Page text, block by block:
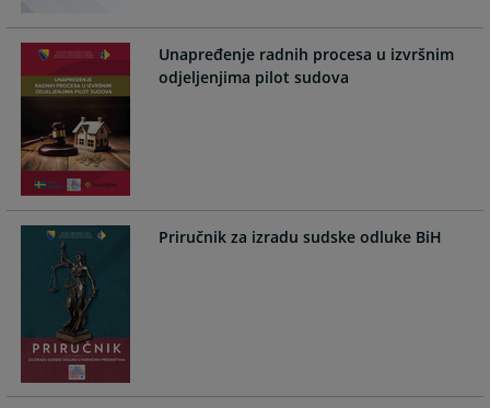
the
question
mark
key
get
the
keyboard
shortcuts
changing
dates.
the
question
mark
shortcuts
for
Unapređenje radnih procesa u izvršnim
odjeljenjima pilot sudova
Priručnik za izradu sudske odluke BiH